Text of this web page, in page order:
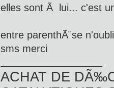
elles sont Ã lui... c'est
entre parenthÃ¨se
sms merci
ACHAT DE